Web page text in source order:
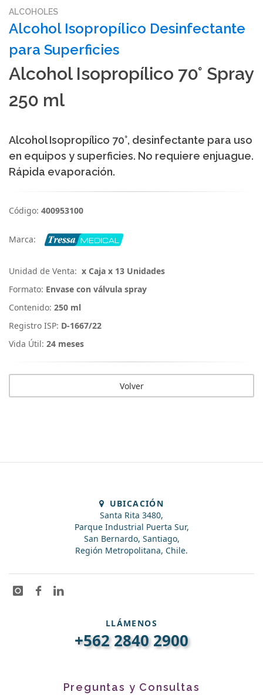
ALCOHOLES
Alcohol Isopropílico Desinfectante
para Superficies
Alcohol Isopropílico 70° Spray
250 ml
Alcohol Isopropílico 70°, desinfectante para uso
en equipos y superficies. No requiere enjuague.
Rápida evaporación.
Código: 400953100
Marca:
Unidad de Venta: x Caja x 13 Unidades
Formato: Envase con válvula spray
Contenido: 250 ml
Registro ISP: D-1667/22
Vida Útil: 24 meses
Volver
UBICACIÓN
Santa Rita 3480,
Parque Industrial Puerta Sur,
San Bernardo, Santiago,
Región Metropolitana, Chile.
LLÁMENOS
+562 2840 2900
Preguntas y Consultas